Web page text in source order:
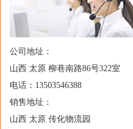
公司地址：
山西 太原 柳巷南路86号322室
电话：13503546388
销售地址：
山西 太原 传化物流园